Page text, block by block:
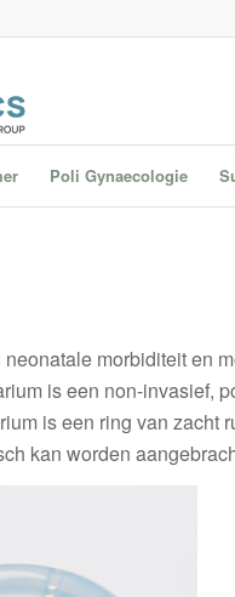
Poli Gynaecologie
morbiditeit en
is een non-invasief,
is een ring van zacht
kan worden